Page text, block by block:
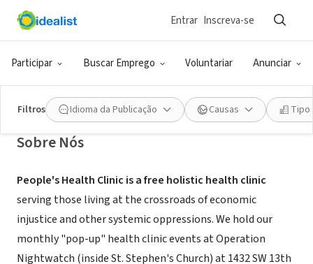
Participar Buscar Emprego Voluntariar Anunciar
Entrar Inscreva-se
Filtros Idioma da Publicação Causas Tipo
ONG (SETOR SOCIAL)
People's Health Clinic of Portland
Sobre Nós
People's Health Clinic is a free holistic health clinic
serving those living at the crossroads of economic
injustice and other systemic oppressions. We hold our
monthly "pop-up" health clinic events at Operation
Nightwatch (inside St. Stephen's Church) at 1432 SW 13th